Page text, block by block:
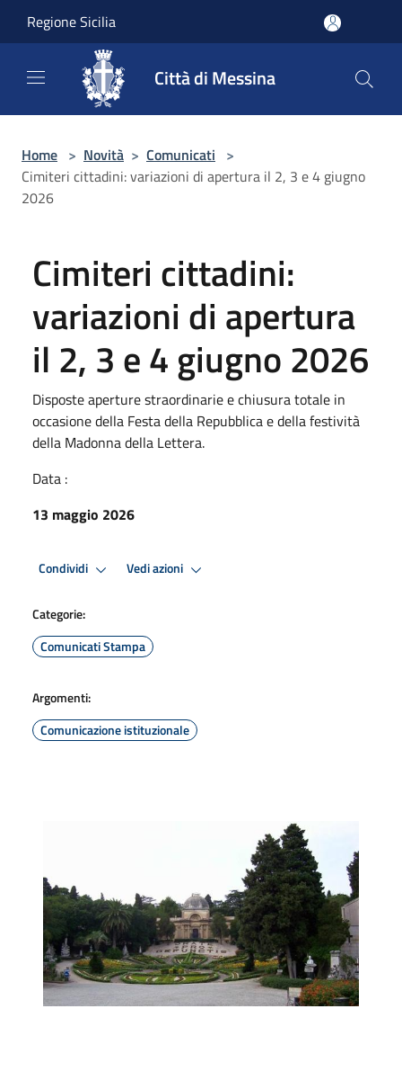
Regione Sicilia
Città di Messina
Home > Novità > Comunicati >
Cimiteri cittadini: variazioni di apertura il 2, 3 e 4 giugno
2026
Cimiteri cittadini:
variazioni di apertura
il 2, 3 e 4 giugno 2026
Disposte aperture straordinarie e chiusura totale in
occasione della Festa della Repubblica e della festività
della Madonna della Lettera.
Data :
13 maggio 2026
Condividi Vedi azioni
Categorie:
Comunicati Stampa
Argomenti:
Comunicazione istituzionale